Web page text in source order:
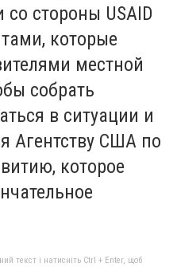
стороны USAID
которые
местной
собрать
в ситуации и
Агентству США по
которое
текст і натисніть Ctrl + Enter, щоб